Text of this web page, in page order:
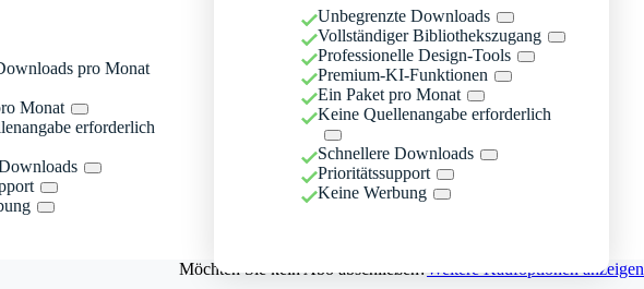
pro Monat
Monat
erforderlich
Unbegrenzte Downloads
Vollständiger Bibliothekszugang
Professionelle Design-Tools
Premium-KI-Funktionen
Ein Paket pro Monat
Keine Quellenangabe erforderlich
Schnellere Downloads
Prioritätssupport
Keine Werbung
Möchten Sie kein Abo abschließen?Weitere Kaufoptionen anzeigen